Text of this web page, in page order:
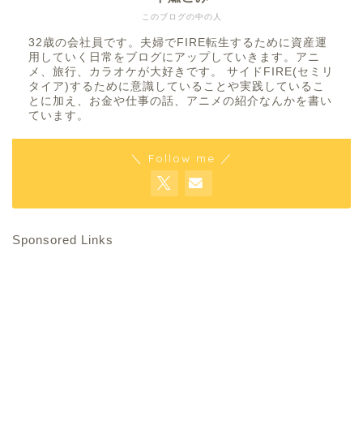
このブログの中の人
32歳の会社員です。夫婦でFIRE転生するために資産運
用していく日常をブログにアップしていきます。アニ
メ、旅行、カラオケが大好きです。 サイドFIRE(セミリ
タイア)するために意識していることや実践しているこ
とに加え、お金や仕事の話、アニメの紹介なんかを書い
ています。
＼ Follow me ／
Sponsored Links